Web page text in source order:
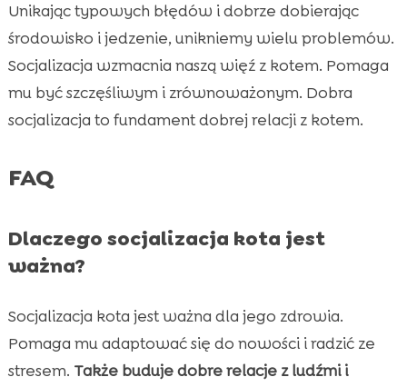
Unikając typowych błędów i dobrze dobierając
środowisko i jedzenie, unikniemy wielu problemów.
Socjalizacja wzmacnia naszą więź z kotem. Pomaga
mu być szczęśliwym i zrównoważonym. Dobra
socjalizacja to fundament dobrej relacji z kotem.
FAQ
Dlaczego socjalizacja kota jest
ważna?
Socjalizacja kota jest ważna dla jego zdrowia.
Pomaga mu adaptować się do nowości i radzić ze
stresem. Także buduje dobre relacje z ludźmi i